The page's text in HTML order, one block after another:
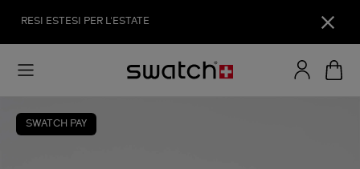
RESI ESTESI PER L'ESTATE
SWATCH PAY